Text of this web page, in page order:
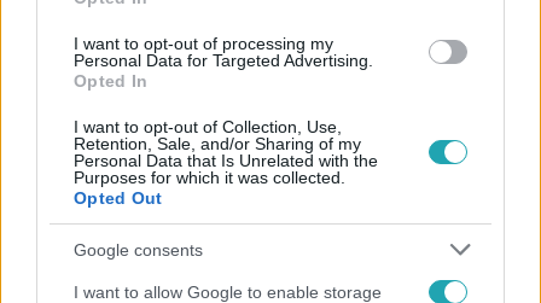
I want to opt-out of processing my
Personal Data for Targeted Advertising.
Opted In
I want to opt-out of Collection, Use,
Retention, Sale, and/or Sharing of my
Personal Data that Is Unrelated with the
Purposes for which it was collected.
Opted Out
Google consents
I want to allow Google to enable storage
Népszerű